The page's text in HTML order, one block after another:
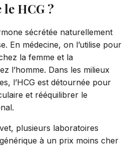
HCG ?
sécrétée naturellement
En médecine, on l’utilise pour
la femme et la
l’homme. Dans les milieux
l’HCG est détournée pour
et rééquilibrer le
plusieurs laboratoires
à un prix moins cher